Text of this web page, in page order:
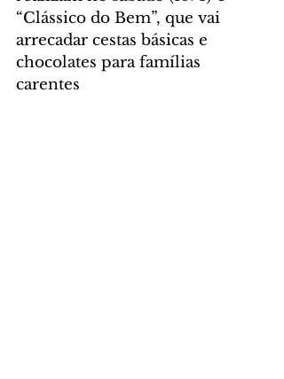
“Clássico do Bem”, que vai
arrecadar cestas básicas e
chocolates para famílias
carentes